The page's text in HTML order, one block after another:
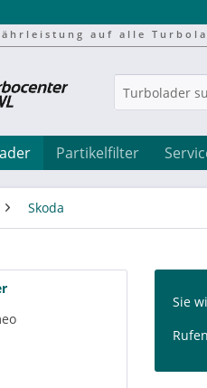
auf alle
Partikelfilter
Skoda
Sie